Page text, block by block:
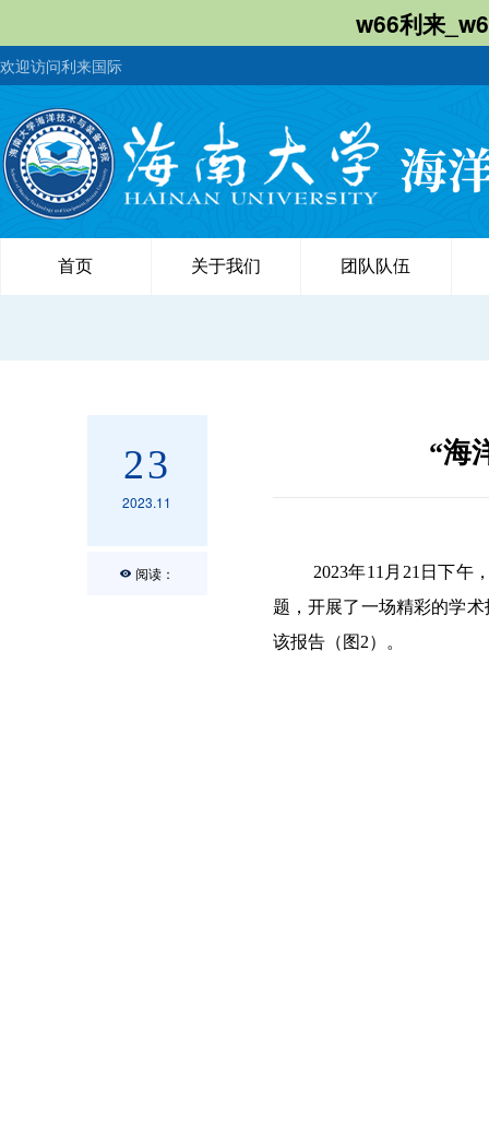
w66利来
欢迎访问利来国际
首页 关于我们 团队队伍
23
2023.11
阅读：
“海
2023年11 月 21 日下午
题，开展了一场精彩的学术
该报告（图2）。